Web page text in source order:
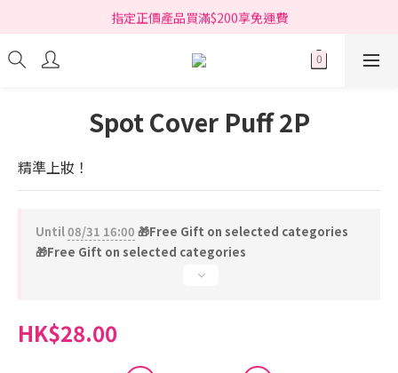
指定正價產品買滿$200享免運費
指定正價產品買滿$200享免運費
Free delivery on net purchase over HK$200 (*selected items)
Spot Cover Puff 2P
精準上妝！
Until08/31 16:00 🎁Free Gift on selected categories
🎁Free Gift on selected categories
HK$28.00